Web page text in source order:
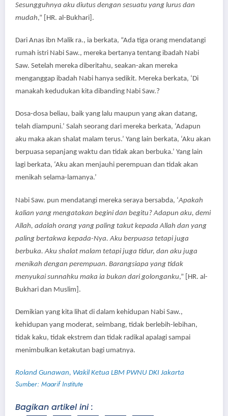
Sesungguhnya aku diutus dengan sesuatu yang lurus dan
mudah,” [HR. al-Bukhari].
Dari Anas ibn Malik ra., ia berkata, “Ada tiga orang mendatangi
rumah istri Nabi Saw., mereka bertanya tentang ibadah Nabi
Saw. Setelah mereka diberitahu, seakan-akan mereka
menganggap ibadah Nabi hanya sedikit. Mereka berkata, ‘Di
manakah kedudukan kita dibanding Nabi Saw.?
Dosa-dosa beliau, baik yang lalu maupun yang akan datang,
telah diampuni.’ Salah seorang dari mereka berkata, ‘Adapun
aku maka akan shalat malam terus.’ Yang lain berkata, ‘Aku akan
berpuasa sepanjang waktu dan tidak akan berbuka.’ Yang lain
lagi berkata, ‘Aku akan menjauhi perempuan dan tidak akan
menikah selama-lamanya.’
Nabi Saw. pun mendatangi mereka seraya bersabda, ‘Apakah
kalian yang mengatakan begini dan begitu ? Adapun aku, demi
Allah, adalah orang yang paling takut kepada Allah dan yang
paling bertakwa kepada-Nya. Aku berpuasa tetapi juga
berbuka. Aku shalat malam tetapi juga tidur, dan aku juga
menikah dengan perempuan. Barangsiapa yang tidak
menyukai sunnahku maka ia bukan dari golonganku,” [HR. al-
Bukhari dan Muslim].
Demikian yang kita lihat di dalam kehidupan Nabi Saw.,
kehidupan yang moderat, seimbang, tidak berlebih-lebihan,
tidak kaku, tidak ekstrem dan tidak radikal apalagi sampai
menimbulkan ketakutan bagi umatnya.
Roland Gunawan, Wakil Ketua LBM PWNU DKI Jakarta
Sumber: Maarif Institute
Bagikan artikel ini :